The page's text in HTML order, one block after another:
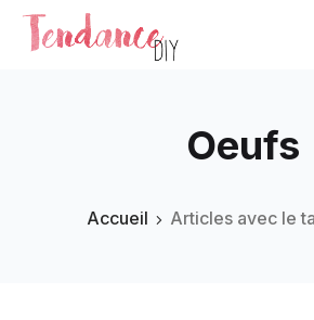
Oeufs
Accueil Articles avec le